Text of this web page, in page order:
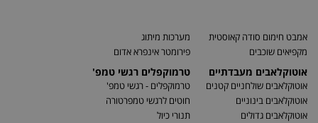
אמבט חימום סודה קאוסטית
מקפיאים שוכבים
אוטוקלאבים מעבדתיים
אוטוקלאבים שולחניים קטנים
אוטוקלאבים בינוניים
אוטוקלאבים גדולים
מערכות מיתוג
פירומטר אינפרא אדום
טרמוקפלים רגשי טמפ'
טרמוקפלים - רגשי טמפ'
חוטים לרגשי טמפרטורה
תנורי כיול